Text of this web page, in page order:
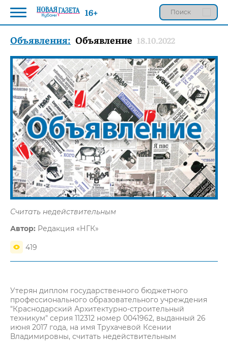
Объявления: Объявление 18.10.2022
Считать недействительным
Автор: Редакция «НГК»
419
Утерян диплом государственного бюджетного
профессионального образовательного учреждения
"Краснодарский Архитектурно-строительный
техникум" серия 112312 номер 0041962, выданный 26
июня 2017 года, на имя Трухачевой Ксении
Владимировны, считать недействительным
16+